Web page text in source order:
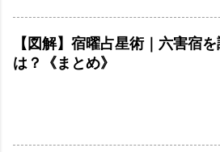
【図解】宿曜占星術｜六害宿
は？《まとめ》